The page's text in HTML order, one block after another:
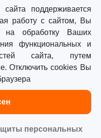
данных
поддерживается
работу с сайтом, Вы
на обработку Ваших
функциональных и
сайта, путем
Отключить cookies Вы
персональных